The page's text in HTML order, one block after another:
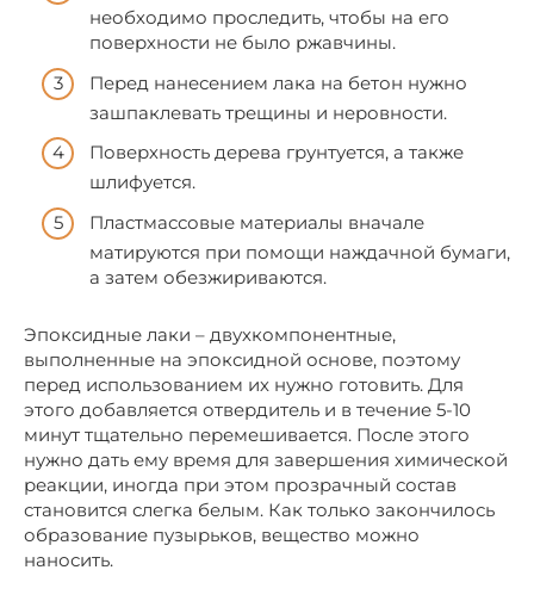
необходимо проследить, чтобы на его
поверхности не было ржавчины.
Перед нанесением лака на бетон нужно
зашпаклевать трещины и неровности.
Поверхность дерева грунтуется, а также
шлифуется.
Пластмассовые материалы вначале
матируются при помощи наждачной бумаги,
а затем обезжириваются.
Эпоксидные лаки – двухкомпонентные,
выполненные на эпоксидной основе, поэтому
перед использованием их нужно готовить. Для
этого добавляется отвердитель и в течение 5-10
минут тщательно перемешивается. После этого
нужно дать ему время для завершения химической
реакции, иногда при этом прозрачный состав
становится слегка белым. Как только закончилось
образование пузырьков, вещество можно
наносить.